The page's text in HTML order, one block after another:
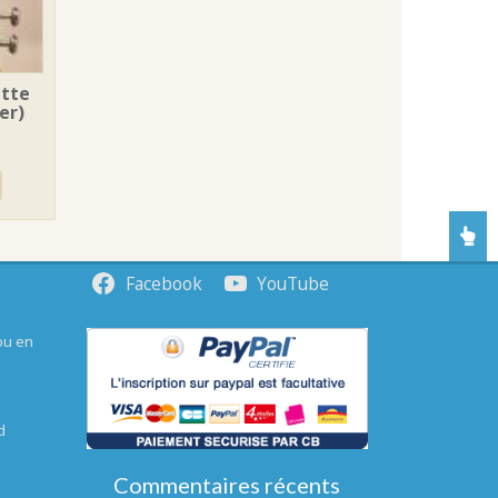
en
Facebook YouTube
Commentaires récents